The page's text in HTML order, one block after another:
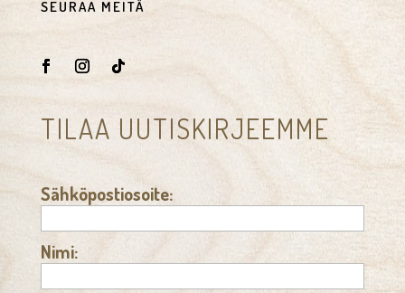
SEURAA MEITÄ
TILAA UUTISKIRJEEMME
Sähköpostiosoite:
Nimi: